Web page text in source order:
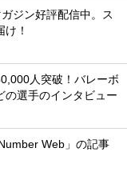
ジン好評配信中。ス
！
人突破！バレーボ
の選手のインタビュー
Web」の記事